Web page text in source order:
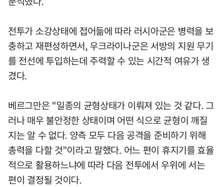
전투가 소강상태에 접어듦에 따라 러시아군은 병력을 보
충하고 재편성하면서, 우크라이나군은 서방의 지원 무기
를 전선에 투입하는데 주력할 수 있는 시간적 여유가 생
겼다.
베르그만은 "일종의 균형상태가 이뤄져 있는 것 같다. 그
러나 매우 불안정한 상태이며 어떤 식으로 균형이 깨질
지는 알 수 없다. 양측 모두 다음 공격을 준비하기 위해
총력을 다할 것"이라고 말했다. 어느 편이 휴지기를 효율
적으로 활용하느냐에 따라 다음 전투에서 우위에 서는
편이 결정될 것이다.